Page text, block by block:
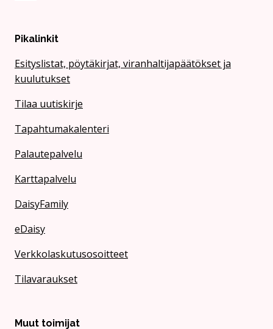
Pikalinkit
Esityslistat, pöytäkirjat, viranhaltijapäätökset ja
kuulutukset
Tilaa uutiskirje
Tapahtumakalenteri
Palautepalvelu
Karttapalvelu
DaisyFamily
eDaisy
Verkkolaskutusosoitteet
Tilavaraukset
Muut toimijat